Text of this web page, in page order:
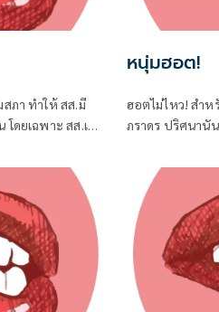
ภา ทำให้ สส.มี
ยเฉพาะ สส.เขต
หนุ่มฮอต!
ฮอตไม่ไหว! สำ
ภราดร ปริศนานั
ทางไปร่วมงาน
ภัตร โพธสุธน ส
สุพรรณบุรี เมื่อ